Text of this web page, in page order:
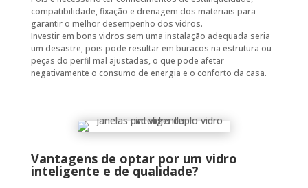
compatibilidade, fixação e drenagem dos materiais para
garantir o melhor desempenho dos vidros.
Investir em bons vidros sem uma instalação adequada seria
um desastre, pois pode resultar em buracos na estrutura ou
peças do perfil mal ajustadas, o que pode afetar
negativamente o consumo de energia e o conforto da casa.
Vantagens de optar por um vidro
inteligente e de qualidade?